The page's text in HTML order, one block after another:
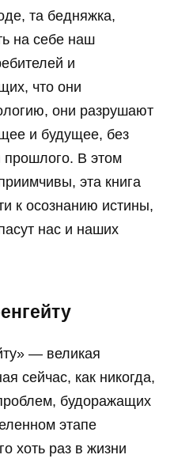
та бедняжка,
на себе наш
и
что они
они разрушают
и будущее, без
прошлого. В этом
эта книга
к осознанию истины,
нас и наших
— великая
сейчас, как никогда,
будоражащих
этапе
хоть раз в жизни